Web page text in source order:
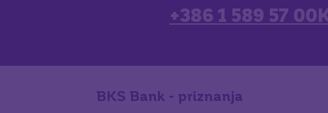
+386 1 589 57 00
BKS Bank - priznanja